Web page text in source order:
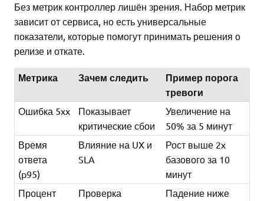
Без метрик контроллер лишён зрения. Набор метрик
зависит от сервиса, но есть универсальные
показатели, которые помогут принимать решения о
релизе и откате.
Метрика Зачем следить
Пример порога
тревоги
Ошибка 5xx
Показывает
критические сбои
Увеличение на
50% за 5 минут
Время
ответа
(p95)
Влияние на UX и
SLA
Рост выше 2x
базового за 10
минут
Процент
Проверка
Падение ниже